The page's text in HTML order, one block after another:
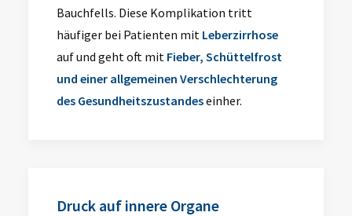
Bauchfells. Diese Komplikation tritt
häufiger bei Patienten mit Leberzirrhose
auf und geht oft mit Fieber, Schüttelfrost
und einer allgemeinen Verschlechterung
des Gesundheitszustandeseinher.
Druck auf innere Organe